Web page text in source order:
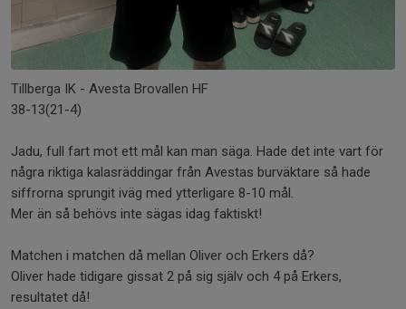
Tillberga IK - Avesta Brovallen HF
38-13(21-4)
Jadu, full fart mot ett mål kan man säga. Hade det inte vart för
några riktiga kalasräddingar från Avestas burväktare så hade
siffrorna sprungit iväg med ytterligare 8-10 mål.
Mer än så behövs inte sägas idag faktiskt!
Matchen i matchen då mellan Oliver och Erkers då?
Oliver hade tidigare gissat 2 på sig själv och 4 på Erkers,
resultatet då!